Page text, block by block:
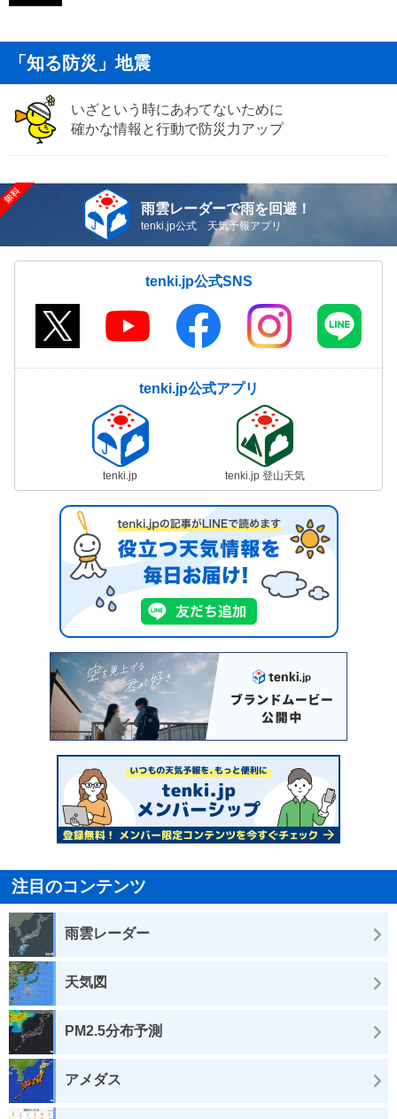
「知る防災」地震
いざという時にあわてないために
確かな情報と行動で防災力アップ
雨雲レーダーで雨を回避！
tenki.jp公式 天気予報アプリ
tenki.jp公式SNS
tenki.jp公式アプリ
tenki.jp tenki.jp 登山天気
注目のコンテンツ
雨雲レーダー
天気図
PM2.5分布予測
アメダス